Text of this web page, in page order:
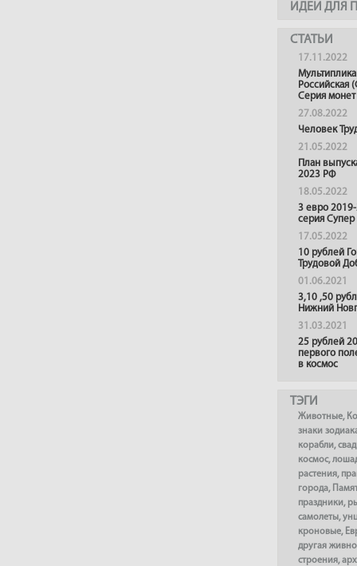
ИДЕИ ДЛЯ
СТАТЬИ
17.11.2022
Российская
Серия монет
27.08.2022
Человек
21.05.2022
План
2023 РФ
18.05.2022
3 евро
серия
17.05.2022
10 рублей
Трудовой
01.06.2021
3,10 ,50
Нижний
31.03.2021
25 рублей
первого
в космос
ТЭГИ
Животные,
знаки
корабли,
космос,
растения,
города,
праздники,
самолеты,
кроновые,
другая
строения,